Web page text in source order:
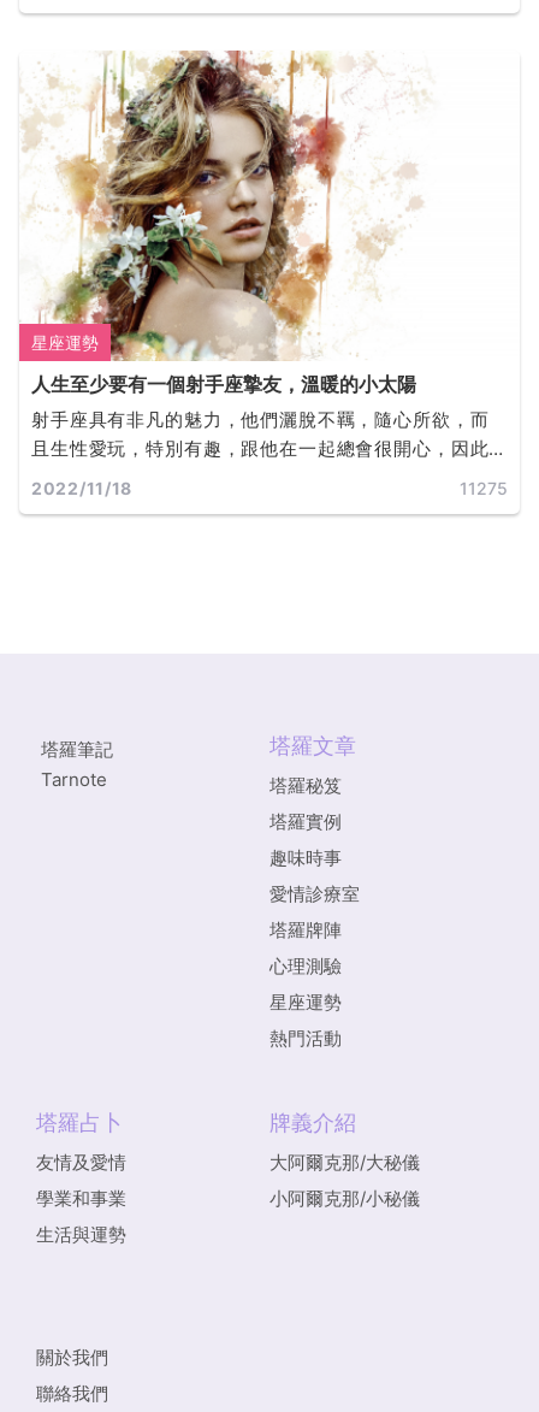
星座運勢
人生至少要有一個射手座摯友，溫暖的小太陽
射手座具有非凡的魅力，他們灑脫不羈，隨心所欲，而
且生性愛玩，特別有趣，跟他在一起總會很開心，因此
他們具有很好的人緣，也非常受歡迎，受到很多人的喜
2022/11/18 11275
塔羅筆記
Tarnote
塔羅文章
塔羅秘笈
塔羅實例
趣味時事
愛情診療室
塔羅牌陣
心理測驗
星座運勢
熱門活動
塔羅占卜
友情及愛情
學業和事業
生活與運勢
牌義介紹
大阿爾克那/大秘儀
小阿爾克那/小秘儀
關於我們
聯絡我們